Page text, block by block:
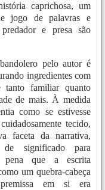
caprichosa, um
jogo de palavras e
e presa são
pelo autor é
ingredientes com
familiar quanto
de mais. À medida
como se estivesse
tecido,
faceta da narrativa,
significado para
pena que a escrita
um quebra-cabeça
em si era